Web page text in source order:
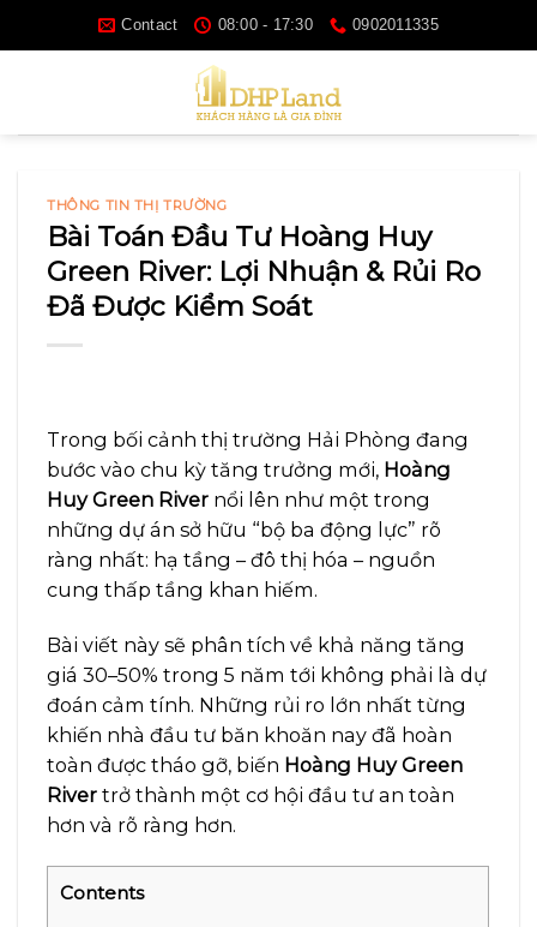
Contact 08:00 - 17:30 0902011335
THÔNG TIN THỊ TRƯỜNG
Bài Toán Đầu Tư Hoàng Huy
Green River: Lợi Nhuận & Rủi Ro
Đã Được Kiểm Soát
Trong bối cảnh thị trường Hải Phòng đang
bước vào chu kỳ tăng trưởng mới, Hoàng
Huy Green River nổi lên như một trong
những dự án sở hữu “bộ ba động lực” rõ
ràng nhất: hạ tầng – đô thị hóa – nguồn
cung thấp tầng khan hiếm.
Bài viết này sẽ phân tích về khả năng tăng
giá 30–50% trong 5 năm tới không phải là dự
đoán cảm tính. Những rủi ro lớn nhất từng
khiến nhà đầu tư băn khoăn nay đã hoàn
toàn được tháo gỡ, biến Hoàng Huy Green
River trở thành một cơ hội đầu tư an toàn
hơn và rõ ràng hơn.
Contents